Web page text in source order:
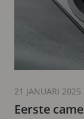
Eerste
21 JANUARI 2025